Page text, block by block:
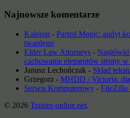
Najnowsze komentarze
Kaleron - Parted Magic: audyt
twardego
Elder Law Attorneys -
cachowanie elementów strony w
Janusz Lechończak - Skład
Grzegorz - MHDD / Victoria:
Serwis Komputerowy - FileZilla
© 2026 Traxter-online.net.